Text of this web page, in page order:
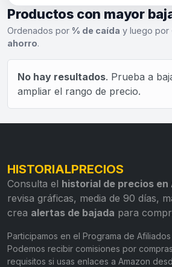
Productos con mayor
Ordenados por % de caída y luego por
ahorro.
No hay resultados. Prueba a
ampliar el rango de precio.
HISTORIALPRECIOS
Consulta el historial de precios en
revisa gráficas, media de 90 días,
crea alertas de bajada para
Participamos en el Programa de Afiliados
Podemos recibir comisiones por
requisitos si usas enlaces a Amazon